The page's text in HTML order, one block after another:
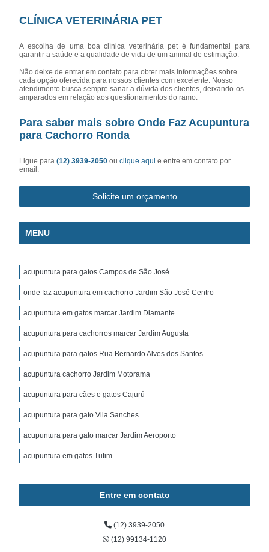
CLÍNICA VETERINÁRIA PET
A escolha de uma boa clínica veterinária pet é fundamental para
garantir a saúde e a qualidade de vida de um animal de estimação.
Não deixe de entrar em contato para obter mais informações sobre
cada opção oferecida para nossos clientes com excelente. Nosso
atendimento busca sempre sanar a dúvida dos clientes, deixando-os
amparados em relação aos questionamentos do ramo.
Para saber mais sobre Onde Faz Acupuntura
para Cachorro Ronda
Ligue para(12) 3939-2050ouclique aqui e entre em contato por
email.
Solicite um orçamento
MENU
acupuntura para gatos Campos de São José
onde faz acupuntura em cachorro Jardim São José Centro
acupuntura em gatos marcar Jardim Diamante
acupuntura para cachorros marcar Jardim Augusta
acupuntura para gatos Rua Bernardo Alves dos Santos
acupuntura cachorro Jardim Motorama
acupuntura para cães e gatos Cajurú
acupuntura para gato Vila Sanches
acupuntura para gato marcar Jardim Aeroporto
acupuntura em gatos Tutim
Entre em contato
(12) 3939-2050
(12) 99134-1120